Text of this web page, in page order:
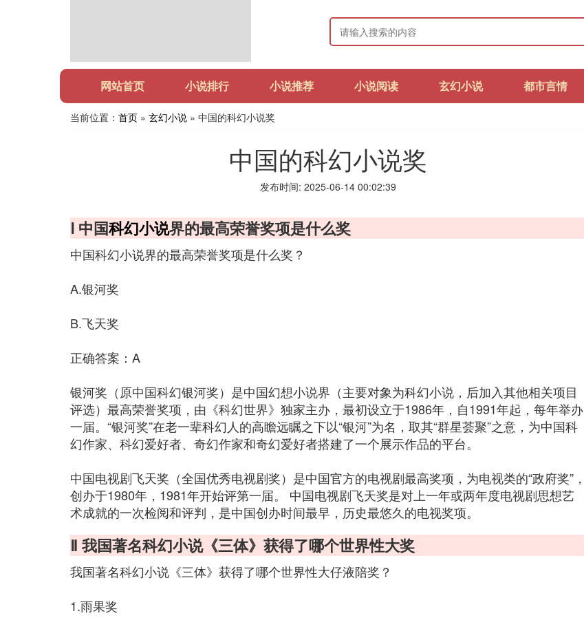
网站首页 小说排行 小说推荐 小说阅读 玄幻小说 都市言情
当前位置： 首页 » 玄幻小说 » 中国的科幻小说奖
中国的科幻小说奖
发布时间: 2025-06-14 00:02:39
Ⅰ 中国科幻小说界的最高荣誉奖项是什么奖
中国科幻小说界的最高荣誉奖项是什么奖？
A.银河奖
B.飞天奖
正确答案：A
银河奖（原中国科幻银河奖）是中国幻想小说界（主要对象为科幻小说，后加入其他相关项目
评选）最高荣誉奖项，由《科幻世界》独家主办，最初设立于1986年，自1991年起，每年举办
一届。“银河奖”在老一辈科幻人的高瞻远瞩之下以“银河”为名，取其“群星荟聚”之意，为中国科
幻作家、科幻爱好者、奇幻作家和奇幻爱好者搭建了一个展示作品的平台。
中国电视剧飞天奖（全国优秀电视剧奖）是中国官方的电视剧最高奖项，为电视类的“政府奖”，
创办于1980年，1981年开始评第一届。 中国电视剧飞天奖是对上一年或两年度电视剧思想艺
术成就的一次检阅和评判，是中国创办时间最早，历史最悠久的电视奖项。
Ⅱ 我国著名科幻小说《三体》获得了哪个世界性大奖
我国著名科幻小说《三体》获得了哪个世界性大仔液陪奖？
1.雨果奖